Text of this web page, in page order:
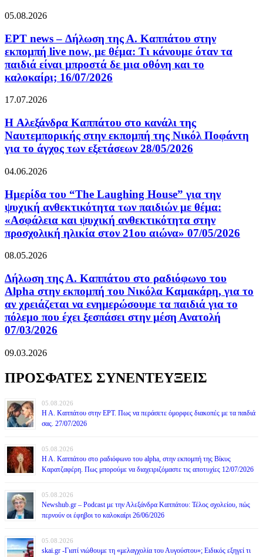
05.08.2026
ΕΡΤ news – Δήλωση της Α. Καππάτου στην
εκπομπή live now, με θέμα: Τι κάνουμε όταν τα
παιδιά είναι μπροστά δε μια οθόνη και το
καλοκαίρι; 16/07/2026
17.07.2026
H Αλεξάνδρα Καππάτου στο κανάλι της
Ναυτεμπορικής στην εκπομπή της Νικόλ Ποφάντη
για το άγχος των εξετάσεων 28/05/2026
04.06.2026
Ημερίδα του “The Laughing House” για την
ψυχική ανθεκτικότητα των παιδιών με θέμα:
«Ασφάλεια και ψυχική ανθεκτικότητα στην
προσχολική ηλικία στον 21ου αιώνα» 07/05/2026
08.05.2026
Δήλωση της Α. Καππάτου στο ραδιόφωνο του
Alpha στην εκπομπή του Νικόλα Καμακάρη, για το
αν χρειάζεται να ενημερώσουμε τα παιδιά για το
πόλεμο που έχει ξεσπάσει στην μέση Ανατολή
07/03/2026
09.03.2026
ΠΡΟΣΦΑΤΕΣ ΣΥΝΕΝΤΕΥΞΕΙΣ
05.08.2026
Η Α. Καππάτου στην ΕΡΤ. Πως να περάσετε όμορφες διακοπές με τα παιδιά
σας. 27/07/2026
05.08.2026
Η Α. Καππάτου στο ραδιόφωνο του alpha, στην εκπομπή της Βίκυς
Καρατζαφέρη. Πως μπορούμε να διαχειριζόμαστε τις αποτυχίες 12/07/2026
05.08.2026
Newshub.gr – Podcast με την Αλεξάνδρα Καππάτου: Τέλος σχολείου, πώς
περνούν οι έφηβοι το καλοκαίρι 26/06/2026
05.08.2026
skai.gr -Γιατί νιώθουμε τη «μελαγχολία του Αυγούστου»; Ειδικός εξηγεί τι